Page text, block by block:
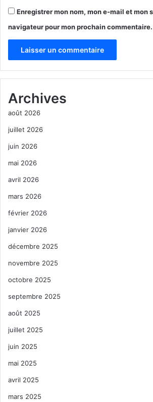
Enregistrer mon nom, mon e-mail et mon
navigateur pour mon prochain commentaire.
t
e
r
n
:
Archives
août 2026
juillet 2026
juin 2026
mai 2026
avril 2026
mars 2026
février 2026
janvier 2026
décembre 2025
novembre 2025
octobre 2025
septembre 2025
août 2025
juillet 2025
juin 2025
mai 2025
avril 2025
mars 2025